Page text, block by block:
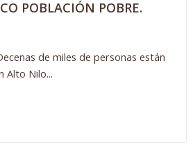
POBLACIÓN POBRE.
de miles de personas están
Alto Nilo...